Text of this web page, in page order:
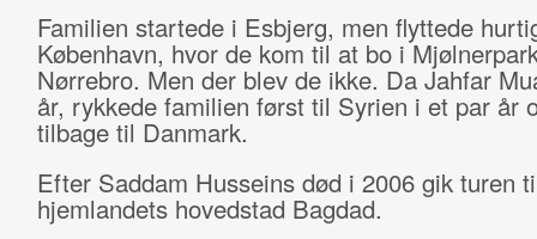
Familien startede i Esbjerg, men flyttede
København, hvor de kom til at bo i
Nørrebro. Men der blev de ikke. Da Jahfar
år, rykkede familien først til Syrien i et par år
tilbage til Danmark.
Efter Saddam Husseins død i 2006 gik turen
hjemlandets hovedstad Bagdad.